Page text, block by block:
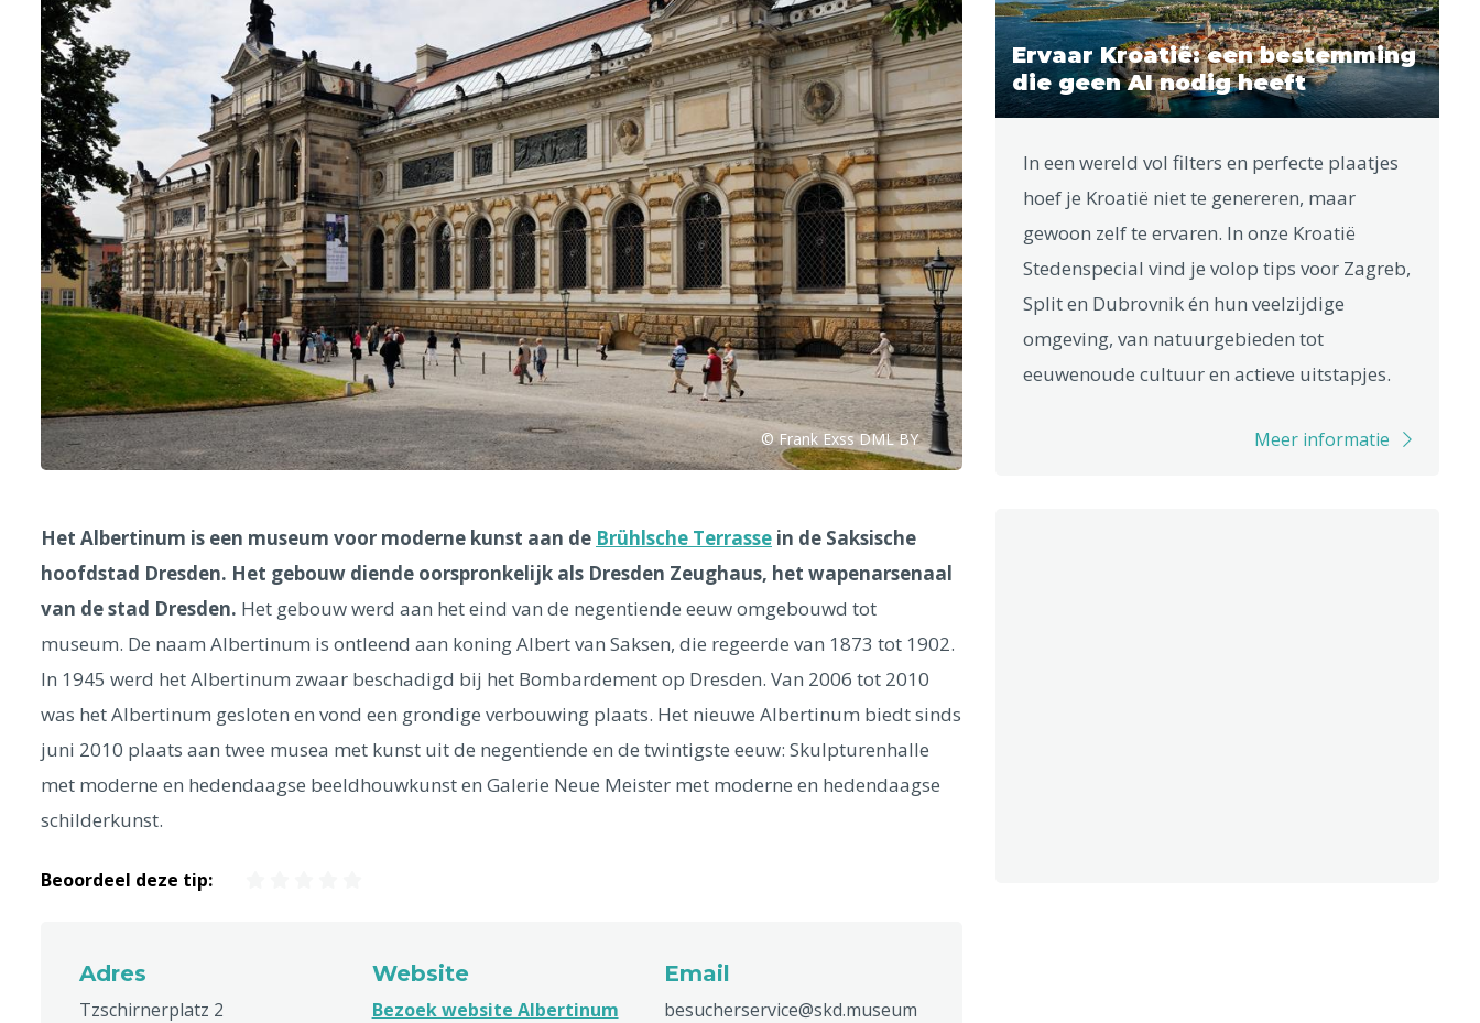
© Frank Exss DML BY
Het Albertinum is een museum voor moderne kunst aan de Brühlsche Terrasse in de Saksische
hoofdstad Dresden. Het gebouw diende oorspronkelijk als Dresden Zeughaus, het wapenarsenaal
van de stad Dresden. Het gebouw werd aan het eind van de negentiende eeuw omgebouwd tot
museum. De naam Albertinum is ontleend aan koning Albert van Saksen, die regeerde van 1873 tot 1902.
In 1945 werd het Albertinum zwaar beschadigd bij het Bombardement op Dresden. Van 2006 tot 2010
was het Albertinum gesloten en vond een grondige verbouwing plaats. Het nieuwe Albertinum biedt sinds
juni 2010 plaats aan twee musea met kunst uit de negentiende en de twintigste eeuw: Skulpturenhalle
met moderne en hedendaagse beeldhouwkunst en Galerie Neue Meister met moderne en hedendaagse
schilderkunst.
Beoordeel deze tip:
Adres
Tzschirnerplatz 2
Website
Bezoek website Albertinum
Email
besucherservice@skd.museum
Ervaar Kroatië: een bestemming
die geen AI nodig heeft
In een wereld vol filters en perfecte plaatjes
hoef je Kroatië niet te genereren, maar
gewoon zelf te ervaren. In onze Kroatië
Stedenspecial vind je volop tips voor Zagreb,
Split en Dubrovnik én hun veelzijdige
omgeving, van natuurgebieden tot
eeuwenoude cultuur en actieve uitstapjes.
Meer informatie